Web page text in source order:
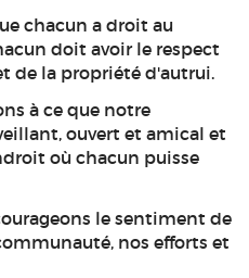
chacun a droit au
doit avoir le respect
de la propriété d'autrui.
à ce que notre
ouvert et amical et
où chacun puisse
le sentiment de
nos efforts et